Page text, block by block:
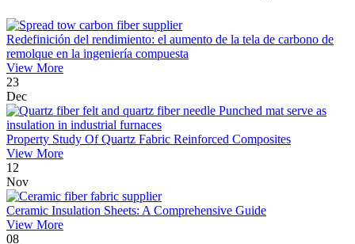
Redefinición del rendimiento: el aumento de la tela de carbono de
remolque en la ingeniería compuesta
View More
23
Dec
Property Study Of Quartz Fabric Reinforced Composites
View More
12
Nov
Ceramic Insulation Sheets: A Comprehensive Guide
View More
08